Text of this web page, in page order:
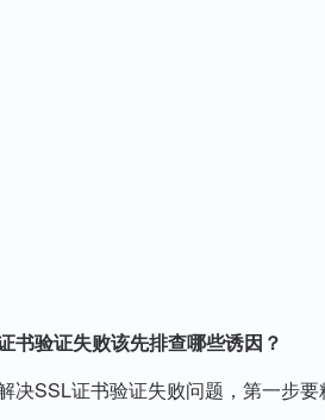
书验证失败该先排查哪些诱因？
决SSL证书验证失败问题，第一步要